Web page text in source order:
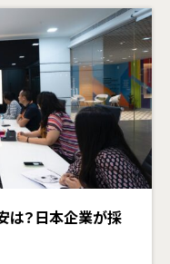
は？日本企業が採